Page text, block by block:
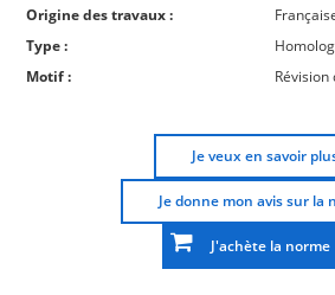
Origine des travaux :
Type :
Motif :
Je veux en savoir
Je donne mon avis sur la
J'achète la norme